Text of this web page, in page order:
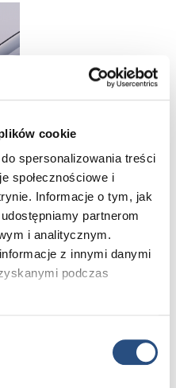
cookie
spersonalizowania treści
społecznościowe i
Informacje o tym, jak
partnerom
i analitycznym.
z innymi danymi
podczas
premium
poczujesz
dać tylko
klasy. To nie
na którym
system